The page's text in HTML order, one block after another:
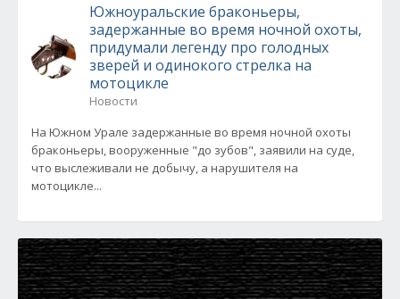
Южноуральские браконьеры,
задержанные во время ночной охоты,
придумали легенду про голодных
зверей и одинокого стрелка на
мотоцикле
Новости
На Южном Урале задержанные во время ночной охоты
браконьеры, вооруженные "до зубов", заявили на суде,
что выслеживали не добычу, а нарушителя на
мотоцикле...